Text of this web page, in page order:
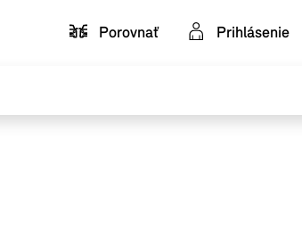
Porovnať
Prihlásenie